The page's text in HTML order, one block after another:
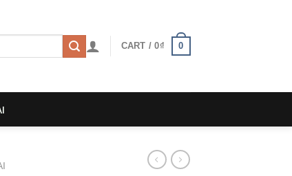
CART /0₫ 0